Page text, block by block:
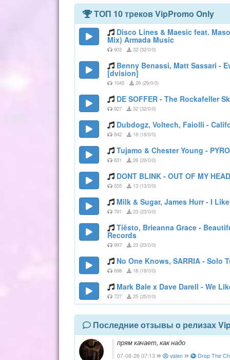
ТОП 10 треков VipPromo Only
Disco Lines & Maesic feat.
Mix) Armada Music
903 32 (32/0/0)
Benny Benassi, Matt Sassari -
[dvision]
1045 29 (29/0/0)
DE SOFFER - The Rockafeller
927 32 (32/0/0)
Dubdogz, Voltech, Faiolli -
842 18 (18/0/0)
Tujamo & Chester Young -
831 26 (26/0/0)
DONT BLINK - OUT OF MY
555 13 (13/0/0)
Milk & Sugar, James Hurr - I
791 23 (23/0/0)
Tiësto, Brieanna Grace -
Records
997 23 (23/0/0)
No One Knows, SARRIA - Solo
698 18 (18/0/0)
Mark Bale x Dave Darell - We
727 25 (25/0/0)
Последние отзывы о релизах
прям качает, как надо
07-08-26 07:13 valen Drop The